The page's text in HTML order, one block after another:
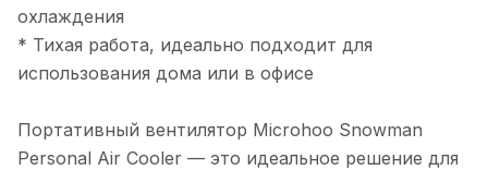
охлаждения
* Тихая работа, идеально подходит для
использования дома или в офисе
Портативный вентилятор Microhoo Snowman
Personal Air Cooler — это идеальное решение для